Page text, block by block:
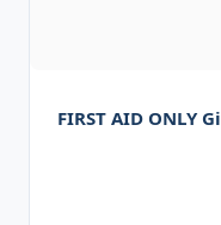
FIRST AID ONLY